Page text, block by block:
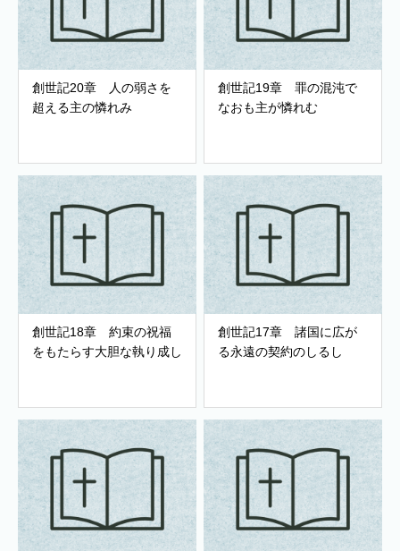
創世記20章 人の弱さを
超える主の憐れみ
創世記19章 罪の混沌で
なおも主が憐れむ
創世記18章 約束の祝福
をもたらす大胆な執り成し
創世記17章 諸国に広が
る永遠の契約のしるし